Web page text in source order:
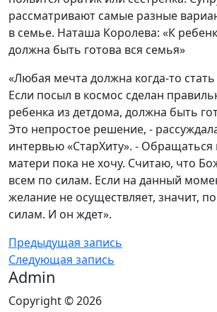
рассматривают самые разные
в семье. Наташа Королева: «К
должна быть готова вся семья»
«Любая мечта должна когда-то
Если посыл в космос сделан
ребенка из детдома, должна быть
Это непростое решение, -
интервью «СтарХиту». - Обращаться
матери пока не хочу. Считаю, что
всем по силам. Если на данный
желание не осуществляет, значит,
силам. И он ждет».
Предыдущая запись
Следующая запись
Admin
Copyright © 2026